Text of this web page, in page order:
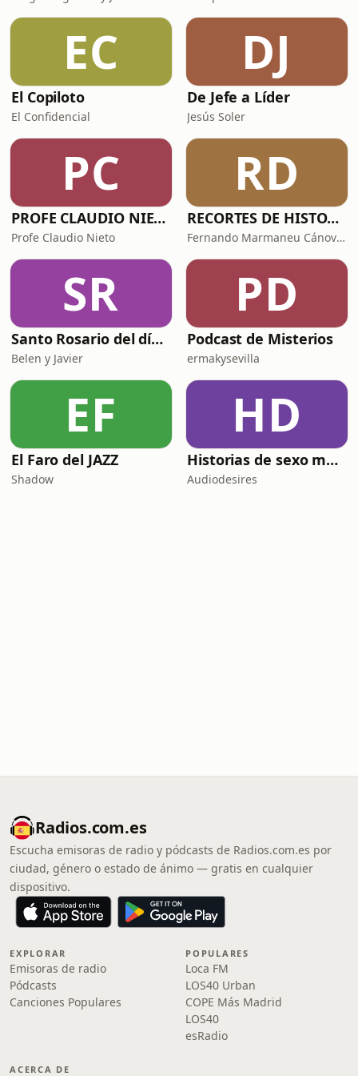
EC
El Copiloto
El Confidencial
DJ
De Jefe a Líder
Jesús Soler
PC
PROFE CLAUDIO NIETO
Profe Claudio Nieto
RD
RECORTES DE HISTORIA Y CIENCIA
Fernando Marmaneu Cánovas
SR
Santo Rosario del día. 🙏 Reza con nosotros en castellano 🇪🇸
Belen y Javier
PD
Podcast de Misterios
ermakysevilla
EF
El Faro del JAZZ
Shadow
HD
Historias de sexo muy intensas y calientes
Audiodesires
Radios.com.es
Escucha emisoras de radio y pódcasts de Radios.com.es por
ciudad, género o estado de ánimo — gratis en cualquier
dispositivo.
EXPLORAR
Emisoras de radio
Pódcasts
Canciones Populares
POPULARES
Loca FM
LOS40 Urban
COPE Más Madrid
LOS40
esRadio
ACERCA DE